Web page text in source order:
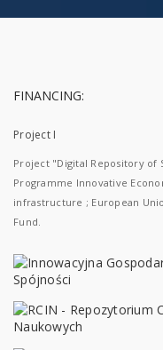
FINANCING:
Project I
Project "Digital Repository of
Programme Innovative
infrastructure ; European
Fund.